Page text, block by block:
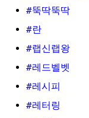
#뚝딱뚝딱
#란
#랩신랩왕
#레드벨벳
#레시피
#레터링